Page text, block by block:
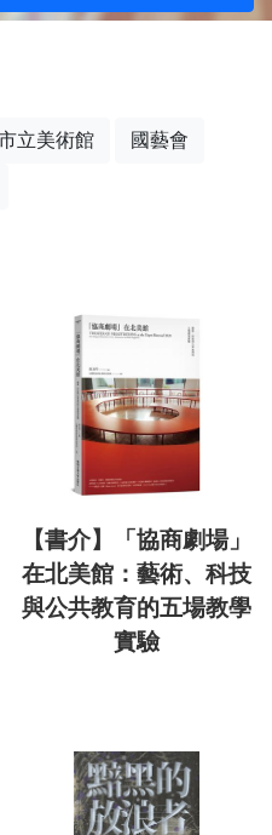
立美術館 國藝會
【書介】「協商劇場」
在北美館：藝術、科技
與公共教育的五場教學
實驗